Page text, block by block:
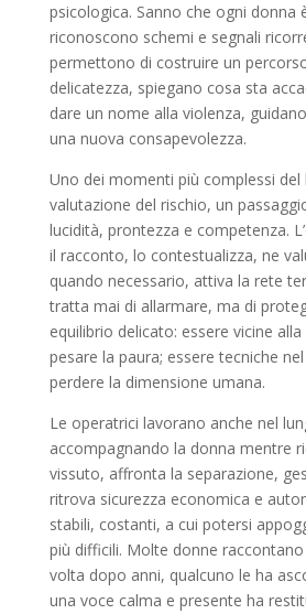
psicologica. Sanno che ogni donna
riconoscono schemi e segnali
permettono di costruire un
delicatezza, spiegano cosa sta
dare un nome alla violenza,
una nuova consapevolezza.
Uno dei momenti più complessi
valutazione del rischio, un
lucidità, prontezza e competenza.
il racconto, lo contestualizza, ne
quando necessario, attiva la rete
tratta mai di allarmare, ma di
equilibrio delicato: essere vicine
pesare la paura; essere tecniche
perdere la dimensione umana.
Le operatrici lavorano anche nel
accompagnando la donna mentre
vissuto, affronta la separazione,
ritrova sicurezza economica e
stabili, costanti, a cui potersi
più difficili. Molte donne
volta dopo anni, qualcuno le ha
una voce calma e presente ha